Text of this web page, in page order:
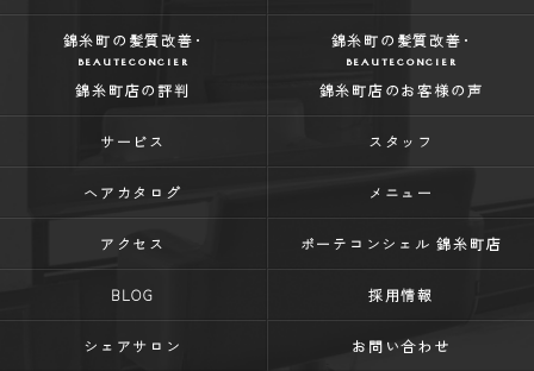
錦糸町の髪質改善･
BEAUTECONCIER
錦糸町店の評判
錦糸町の髪質改善･
BEAUTECONCIER
錦糸町店のお客様の声
サービス スタッフ
ヘアカタログ メニュー
アクセス ボーテコンシェル 錦糸町店
BLOG 採用情報
シェアサロン お問い合わせ